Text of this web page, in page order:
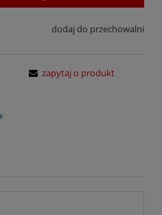
dodaj do przechowalni
zapytaj o produkt